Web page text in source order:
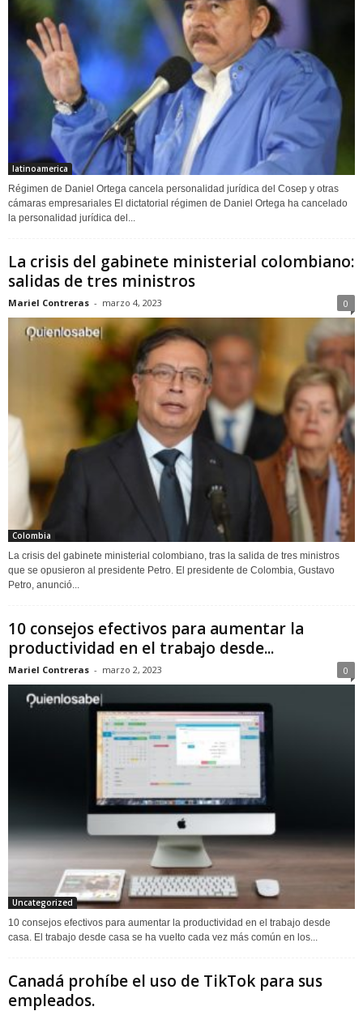
latinoamerica
Régimen de Daniel Ortega cancela personalidad jurídica del Cosep y otras
cámaras empresariales El dictatorial régimen de Daniel Ortega ha cancelado
la personalidad jurídica del...
La crisis del gabinete ministerial colombiano:
salidas de tres ministros
Mariel Contreras - marzo 4, 2023 0
Colombia
La crisis del gabinete ministerial colombiano, tras la salida de tres ministros
que se opusieron al presidente Petro. El presidente de Colombia, Gustavo
Petro, anunció...
10 consejos efectivos para aumentar la
productividad en el trabajo desde...
Mariel Contreras - marzo 2, 2023 0
Uncategorized
10 consejos efectivos para aumentar la productividad en el trabajo desde
casa. El trabajo desde casa se ha vuelto cada vez más común en los...
Canadá prohíbe el uso de TikTok para sus
empleados.